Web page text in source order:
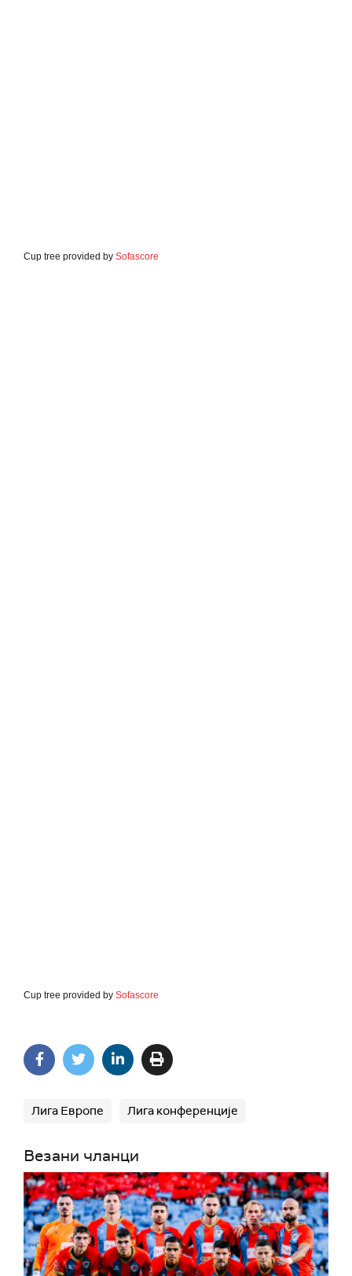
Cup tree provided by Sofascore
Cup tree provided by Sofascore
Лига Европе Лига конференције
Везани чланци